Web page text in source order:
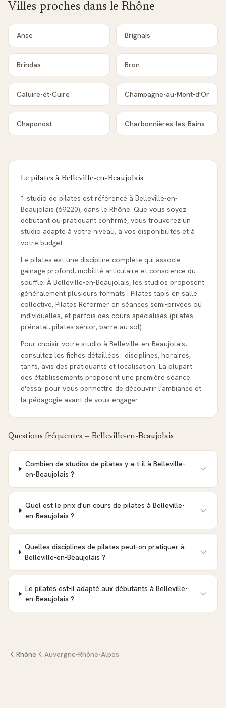
Villes proches dans le Rhône
Anse Brignais
Brindas Bron
Caluire-et-Cuire Champagne-au-Mont-d'Or
Chaponost Charbonnières-les-Bains
Le pilates à Belleville-en-Beaujolais
1 studio de pilates est référencé à Belleville-en-
Beaujolais (69220), dans le Rhône. Que vous soyez
débutant ou pratiquant confirmé, vous trouverez un
studio adapté à votre niveau, à vos disponibilités et à
votre budget.
Le pilates est une discipline complète qui associe
gainage profond, mobilité articulaire et conscience du
souffle. À Belleville-en-Beaujolais, les studios proposent
généralement plusieurs formats : Pilates tapis en salle
collective, Pilates Reformer en séances semi-privées ou
individuelles, et parfois des cours spécialisés (pilates
prénatal, pilates sénior, barre au sol).
Pour choisir votre studio à Belleville-en-Beaujolais,
consultez les fiches détaillées : disciplines, horaires,
tarifs, avis des pratiquants et localisation. La plupart
des établissements proposent une première séance
d'essai pour vous permettre de découvrir l'ambiance et
la pédagogie avant de vous engager.
Questions fréquentes — Belleville-en-Beaujolais
Combien de studios de pilates y a-t-il à Belleville-
en-Beaujolais ?
Quel est le prix d'un cours de pilates à Belleville-
en-Beaujolais ?
Quelles disciplines de pilates peut-on pratiquer à
Belleville-en-Beaujolais ?
Le pilates est-il adapté aux débutants à Belleville-
en-Beaujolais ?
Rhône Auvergne-Rhône-Alpes